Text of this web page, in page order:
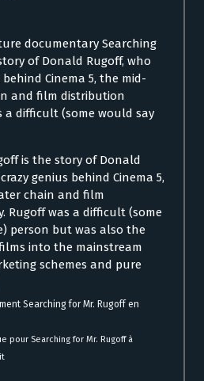
documentary Searching
of Donald Rugoff, who
Cinema 5, the mid-
and film distribution
a difficult (some would say
is the story of Donald
genius behind Cinema 5,
chain and film
Rugoff was a difficult (some
person but was also the
into the mainstream
schemes and pure
Searching for Mr. Rugoff en
pour Searching for Mr. Rugoff à